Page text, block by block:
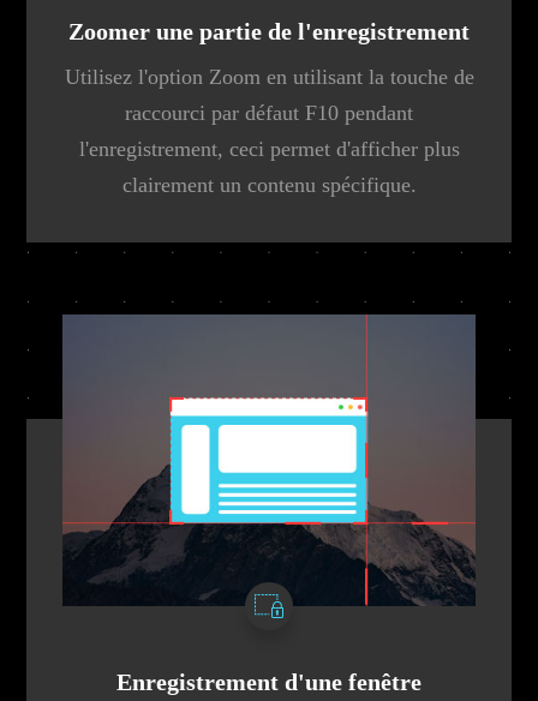
Zoomer une partie de l'enregistrement
Utilisez l'option Zoom en utilisant la touche de
raccourci par défaut F10 pendant
l'enregistrement, ceci permet d'afficher plus
clairement un contenu spécifique.
Enregistrement d'une fenêtre